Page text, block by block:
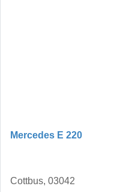
Mercedes E 220
Cottbus, 03042